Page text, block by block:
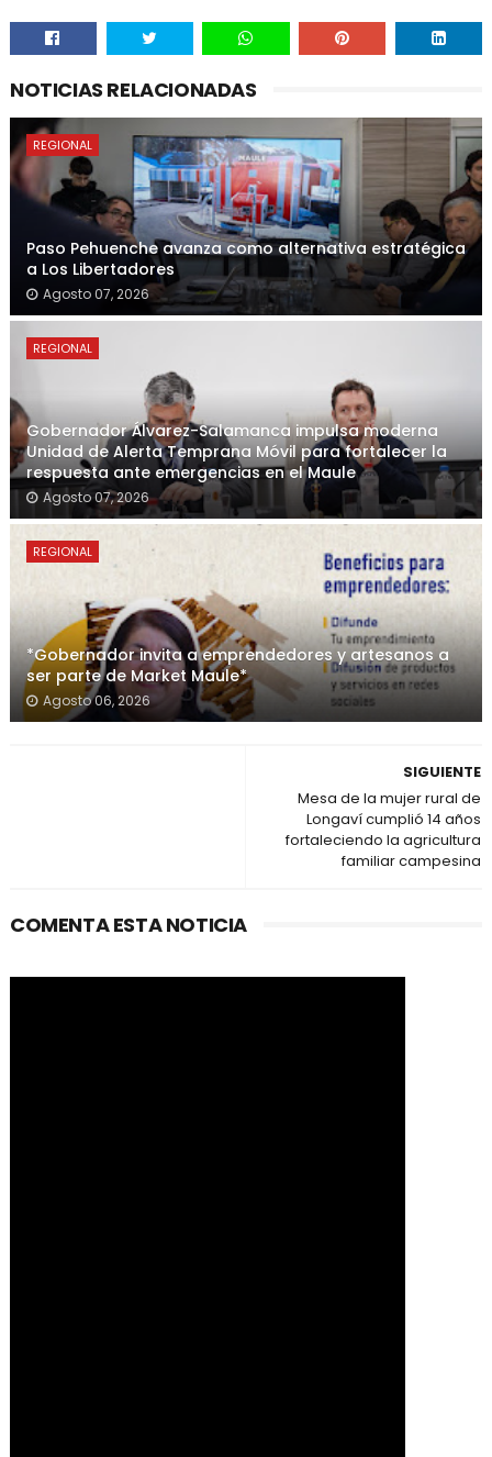
NOTICIAS RELACIONADAS
REGIONAL
Paso Pehuenche avanza como alternativa estratégica
a Los Libertadores
Agosto 07, 2026
REGIONAL
Gobernador Álvarez-Salamanca impulsa moderna
Unidad de Alerta Temprana Móvil para fortalecer la
respuesta ante emergencias en el Maule
Agosto 07, 2026
REGIONAL
*Gobernador invita a emprendedores y artesanos a
ser parte de Market Maule*
Agosto 06, 2026
SIGUIENTE
Mesa de la mujer rural de
Longaví cumplió 14 años
fortaleciendo la agricultura
familiar campesina
COMENTA ESTA NOTICIA